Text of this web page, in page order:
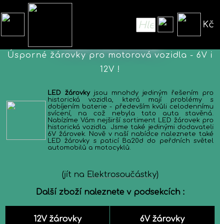
Kč
Úsporné žárovky pro motorová vozidla - 6V i
12V !
LED žárovkyjsou mnohdy jediným řešením pro
historická vozidla, která mají problémy s
dobíjením baterie - především kvůli celodennímu
svícení, na což nebyla tato auta stavěná.
Nabízíme Vám nejširší sortiment LED žárovek pro
historická vozidla. Jsme také jedinými dodavateli
6V žárovek. Nově v naší nabídce naleznete také
LED žárovky s paticí Ba20d do peřdních světel
automobilů a motocyklů.
(jít na Elektrosoučástky)
Další zboží naleznete v podsekcích :
12V žárovky 6V žárovky